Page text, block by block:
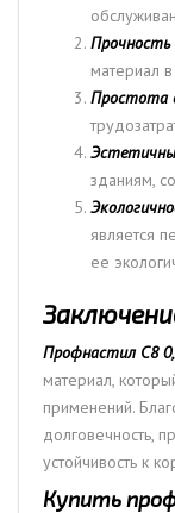
материал
Простота
зданиям,
является
ее
Профнастил С8
материал,
применений.
долговечность,
устойчивость к
Купить